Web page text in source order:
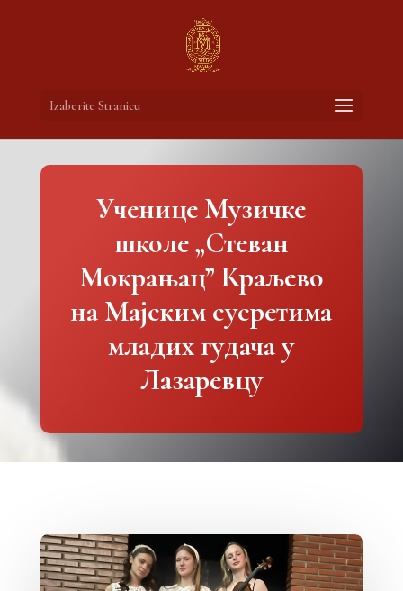
Izaberite Stranicu
Ученице Музичке
школе „Стеван
Мокрањац” Краљево
на Мајским сусретима
младих гудача у
Лазаревцу